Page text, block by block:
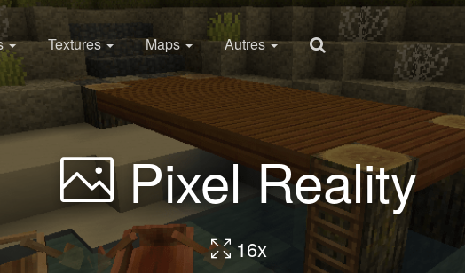
Textures Maps Autres
Pixel Reality
16x